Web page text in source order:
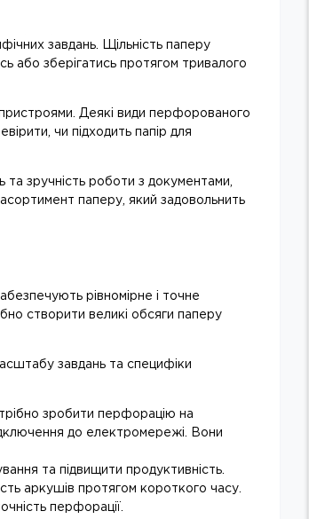
завдань. Щільність паперу
або зберігатись протягом тривалого
Деякі види перфорованого
чи підходить папір для
зручність роботи з документами,
паперу, який задовольнить
рівномірне і точне
створити великі обсяги паперу
завдань та специфіки
зробити перфорацію на
до електромережі. Вони
та підвищити продуктивність.
аркушів протягом короткого часу.
перфорації.